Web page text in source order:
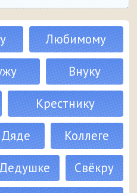
Любимому
Внуку
Крестнику
Дяде
Коллеге
Дедушке
Свёкру